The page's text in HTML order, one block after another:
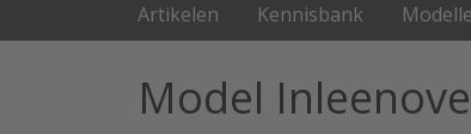
Artikelen Kennisbank
Model